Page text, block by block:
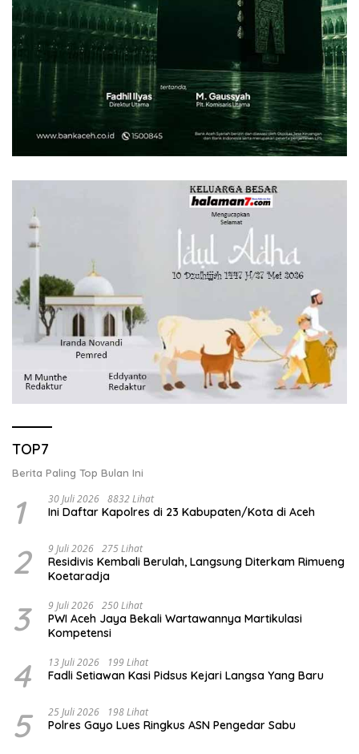
TOP7
Berita Paling Top Bulan Ini
1 30 Juli 2026 8832 Lihat
Ini Daftar Kapolres di 23 Kabupaten/Kota di Aceh
2 9 Juli 2026 275 Lihat
Residivis Kembali Berulah, Langsung Diterkam Rimueng
Koetaradja
3 9 Juli 2026 250 Lihat
PWI Aceh Jaya Bekali Wartawannya Martikulasi
Kompetensi
4 13 Juli 2026 199 Lihat
Fadli Setiawan Kasi Pidsus Kejari Langsa Yang Baru
5 25 Juli 2026 198 Lihat
Polres Gayo Lues Ringkus ASN Pengedar Sabu